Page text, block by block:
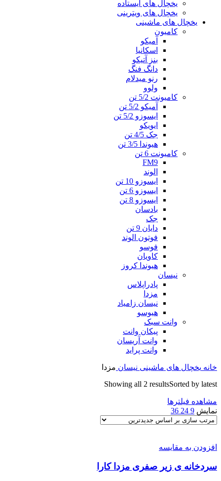
یخچال های ایستاده
یخچال های ویترینی
یخچال های ماشینی
کامیون
آمیکو
اسکانیا
بنز آتیکو
دانگ فنگ
رنو میدلام
ولوو
کامیونت 5/2 تن
آمیکو 5/2 تن
ایسوزو 5/2 تن
ایویکو
جک 4/5 تن
هیوندا 3/5 تن
کامیونت 6 تن
FM9
الوند
ایسوزو 10 تن
ایسوزو 6 تن
ایسوزو 8 تن
بادسان
جک
دایان 9 تن
فوتون الوند
فوسو
کاویان
هیوندا کروز
نیسان
پادراپلاس
مزدا
نیسان زامیاد
هیوسو
وانت سبک
پیکان وانت
وانت آریسان
وانت پراید
خانه یخچال های ماشینی نیسان مزدا
Showing all 2 resultsSorted by latest
مشاهده فیلترها
نمایش 9
24
36
افزودن به مقایسه
سردخانه ی زیر صفری مزدا کارا